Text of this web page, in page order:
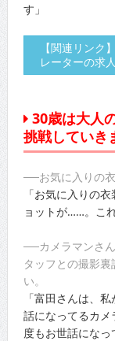
す」
【関連リンク
レーターの求
30歳は大人
挑戦していき
──お気に入りの
「お気に入りの
ョットが……。こ
──カメラマンさ
タッフとの撮影
い。
「富田さんは、
話になってるカ
度もお世話にな